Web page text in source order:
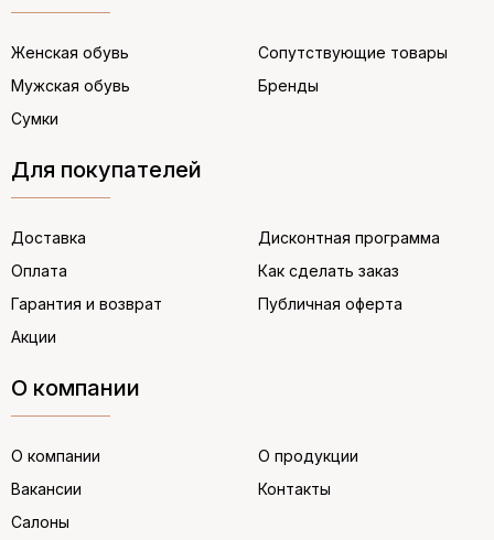
Женская обувь
Мужская обувь
Сумки
Сопутствующие товары
Бренды
Для покупателей
Доставка
Оплата
Гарантия и возврат
Акции
Дисконтная программа
Как сделать заказ
Публичная оферта
О компании
О компании
Вакансии
Салоны
О продукции
Контакты